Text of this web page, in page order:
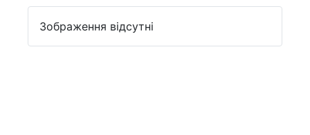
Зображення відсутні